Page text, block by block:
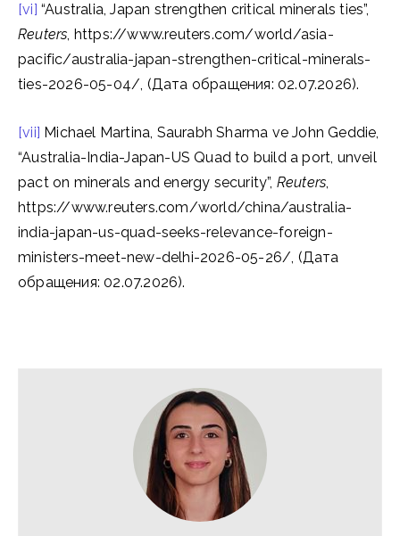
[vi] “Australia, Japan strengthen critical minerals ties”,
Reuters, https://www.reuters.com/world/asia-
pacific/australia-japan-strengthen-critical-minerals-
ties-2026-05-04/, (Дата обращения: 02.07.2026).
[vii] Michael Martina, Saurabh Sharma ve John Geddie,
“Australia-India-Japan-US Quad to build a port, unveil
pact on minerals and energy security”, Reuters,
https://www.reuters.com/world/china/australia-
india-japan-us-quad-seeks-relevance-foreign-
ministers-meet-new-delhi-2026-05-26/, (Дата
обращения: 02.07.2026).